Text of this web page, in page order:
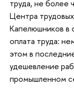
труда, не более
Центра
Капелюшников в
оплата труда:
этом в
удешевление
промышленном